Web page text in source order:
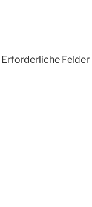
Erforderliche Felder